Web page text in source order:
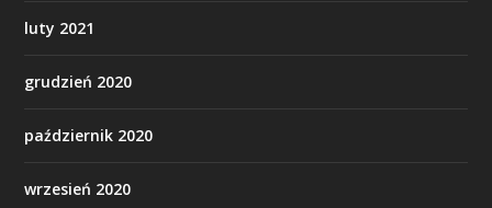
luty 2021
grudzień 2020
październik 2020
wrzesień 2020